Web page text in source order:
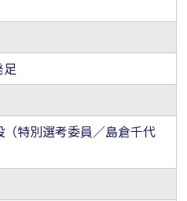
足
（特別選考委員／島倉千代